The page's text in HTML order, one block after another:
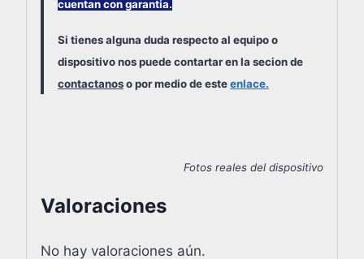
cuentan con garantia.
Si tienes alguna duda respecto al equipo o
dispositivo nos puede contartar en la secion de
contactanoso por medio de esteenlace.
Fotos reales del dispositivo
Valoraciones
No hay valoraciones aún.